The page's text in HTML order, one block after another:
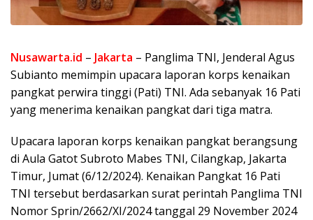
Nusawarta.id – Jakarta – Panglima TNI, Jenderal Agus
Subianto memimpin upacara laporan korps kenaikan
pangkat perwira tinggi (Pati) TNI. Ada sebanyak 16 Pati
yang menerima kenaikan pangkat dari tiga matra.
Upacara laporan korps kenaikan pangkat berangsung
di Aula Gatot Subroto Mabes TNI, Cilangkap, Jakarta
Timur, Jumat (6/12/2024). Kenaikan Pangkat 16 Pati
TNI tersebut berdasarkan surat perintah Panglima TNI
Nomor Sprin/2662/XI/2024 tanggal 29 November 2024